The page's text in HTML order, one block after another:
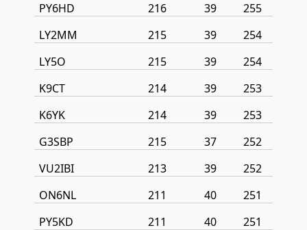
PY6HD
216 39
255
LY2MM
215 39
254
LY5O
215 39
254
K9CT
214 39
253
K6YK
214 39
253
G3SBP
215 37
252
VU2IBI
213 39
252
ON6NL
211 40
251
PY5KD
211 40
251